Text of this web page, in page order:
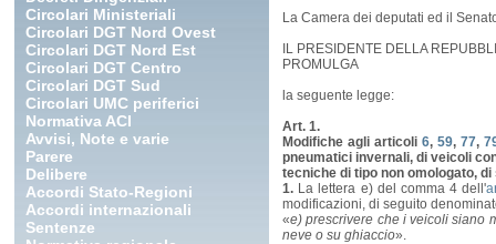
Circolari Ministeriali
Circolari DGT Nord Ovest
Circolari DGT Nord Est
Circolari DGT Centro
Circolari DGT Sud
Circolari UMC periferici
Normativa ACI
Avvisi, Note e varie
Parere
Delibere
Accordi Stato-Regioni
Accordi internazionali
Sentenze
La Camera dei deputati ed il
IL PRESIDENTE DELLA
PROMULGA
la seguente legge:
Art. 1.
Modifiche agli articoli 6, 59, 77,
pneumatici invernali, di veicoli
tecniche di tipo non omologato,
1. La lettera e) del comma 4 dell'
modificazioni, di seguito
«e) prescrivere che i veicoli siano
neve o su ghiaccio».